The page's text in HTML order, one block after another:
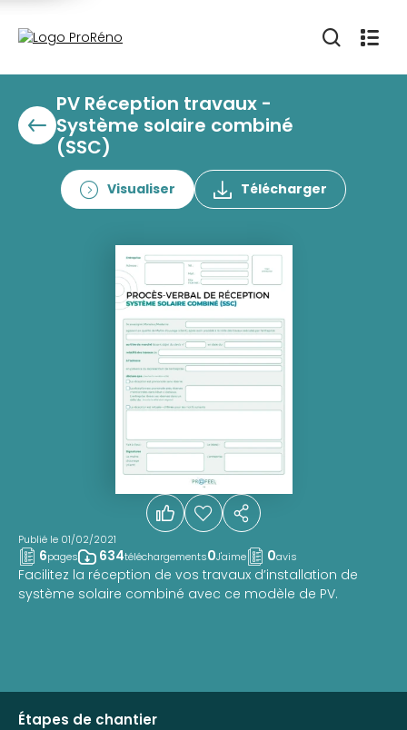
PV Réception travaux -
Système solaire combiné
(SSC)
Visualiser Télécharger
Publié le 01/02/2021
6pages 634téléchargements0J'aime 0avis
Facilitez la réception de vos travaux d’installation de
système solaire combiné avec ce modèle de PV.
Étapes de chantier